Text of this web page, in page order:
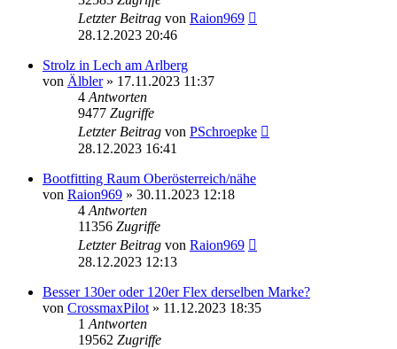
Letzter Beitrag von Raion969
28.12.2023 20:46
Strolz in Lech am Arlberg
von Älbler» 17.11.2023 11:37
4 Antworten
9477 Zugriffe
Letzter Beitrag von PSchroepke
28.12.2023 16:41
Bootfitting Raum Oberösterreich/nähe
von Raion969 » 30.11.2023 12:18
4 Antworten
11356 Zugriffe
Letzter Beitrag von Raion969
28.12.2023 12:13
Besser 130er oder 120er Flex derselben Marke?
von CrossmaxPilot » 11.12.2023 18:35
1 Antworten
19562 Zugriffe